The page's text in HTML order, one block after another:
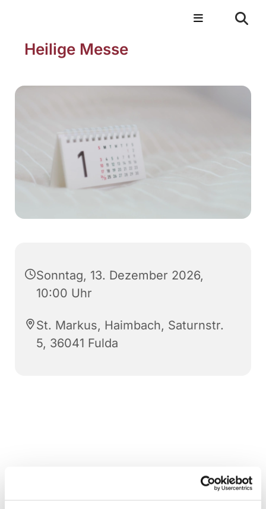
Heilige Messe
Sonntag, 13. Dezember 2026,
10:00 Uhr
St. Markus, Haimbach, Saturnstr.
5, 36041 Fulda